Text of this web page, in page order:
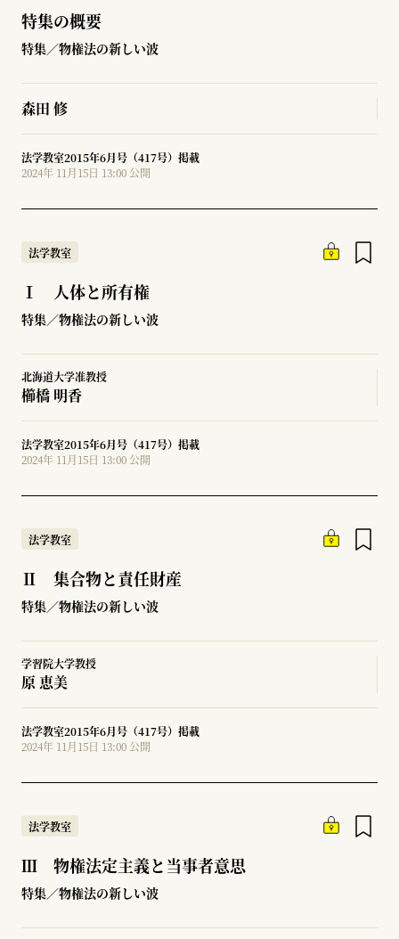
特集の概要
特集／物権法の新しい波
森田 修
法学教室2015年6月号（417号）掲載
2024年 11月15日 13:00 公開
法学教室
Ⅰ 人体と所有権
特集／物権法の新しい波
北海道大学准教授
櫛橋 明香
法学教室2015年6月号（417号）掲載
2024年 11月15日 13:00 公開
法学教室
Ⅱ 集合物と責任財産
特集／物権法の新しい波
学習院大学教授
原 恵美
法学教室2015年6月号（417号）掲載
2024年 11月15日 13:00 公開
法学教室
Ⅲ 物権法定主義と当事者意思
特集／物権法の新しい波